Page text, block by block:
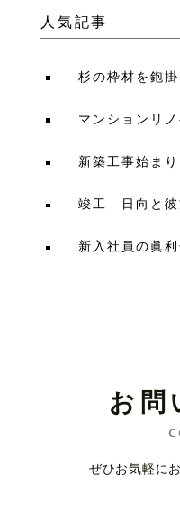
人気記事
杉の枠材を鉋掛
マンションリ
新築工事始ま
竣工 日向と彼
新入社員の眞
お問
ぜひお気軽に